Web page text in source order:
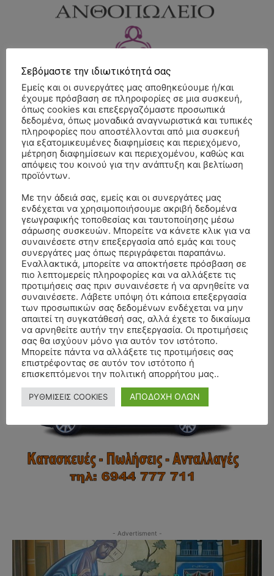
- Advertisment -
- Advertisment -
Σεβόμαστε την ιδιωτικότητά σας
Εμείς και οι συνεργάτες μας αποθηκεύουμε ή/και
έχουμε πρόσβαση σε πληροφορίες σε μια συσκευή,
όπως cookies και επεξεργαζόμαστε προσωπικά
δεδομένα, όπως μοναδικά αναγνωριστικά και τυπικές
πληροφορίες που αποστέλλονται από μια συσκευή
για εξατομικευμένες διαφημίσεις και περιεχόμενο,
μέτρηση διαφημίσεων και περιεχομένου, καθώς και
απόψεις του κοινού για την ανάπτυξη και βελτίωση
προϊόντων.
Με την άδειά σας, εμείς και οι συνεργάτες μας
ενδέχεται να χρησιμοποιήσουμε ακριβή δεδομένα
γεωγραφικής τοποθεσίας και ταυτοποίησης μέσω
σάρωσης συσκευών. Μπορείτε να κάνετε κλικ για να
συναινέσετε στην επεξεργασία από εμάς και τους
συνεργάτες μας όπως περιγράφεται παραπάνω.
Εναλλακτικά, μπορείτε να αποκτήσετε πρόσβαση σε
πιο λεπτομερείς πληροφορίες και να αλλάξετε τις
προτιμήσεις σας πριν συναινέσετε ή να αρνηθείτε να
συναινέσετε. Λάβετε υπόψη ότι κάποια επεξεργασία
των προσωπικών σας δεδομένων ενδέχεται να μην
απαιτεί τη συγκατάθεσή σας, αλλά έχετε το δικαίωμα
να αρνηθείτε αυτήν την επεξεργασία. Οι προτιμήσεις
σας θα ισχύουν μόνο για αυτόν τον ιστότοπο.
Μπορείτε πάντα να αλλάξετε τις προτιμήσεις σας
επιστρέφοντας σε αυτόν τον ιστότοπο ή
επισκεπτόμενοι την πολιτική απορρήτου μας..
ΡΥΘΜΙΣΕΙΣ COOKIES ΑΠΟΔΟΧΗ ΟΛΩΝ